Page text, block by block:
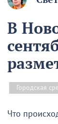
В
Городская
Что